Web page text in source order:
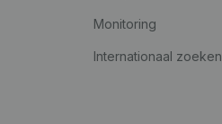
Monitoring
Internationaal zoeken